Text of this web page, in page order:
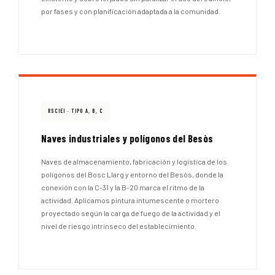
por fases y con planificación adaptada a la comunidad.
RSCIEI · TIPO A, B, C
Naves industriales y polígonos del Besòs
Naves de almacenamiento, fabricación y logística de los
polígonos del Bosc Llarg y entorno del Besòs, donde la
conexión con la C-31 y la B-20 marca el ritmo de la
actividad. Aplicamos pintura intumescente o mortero
proyectado según la carga de fuego de la actividad y el
nivel de riesgo intrínseco del establecimiento.